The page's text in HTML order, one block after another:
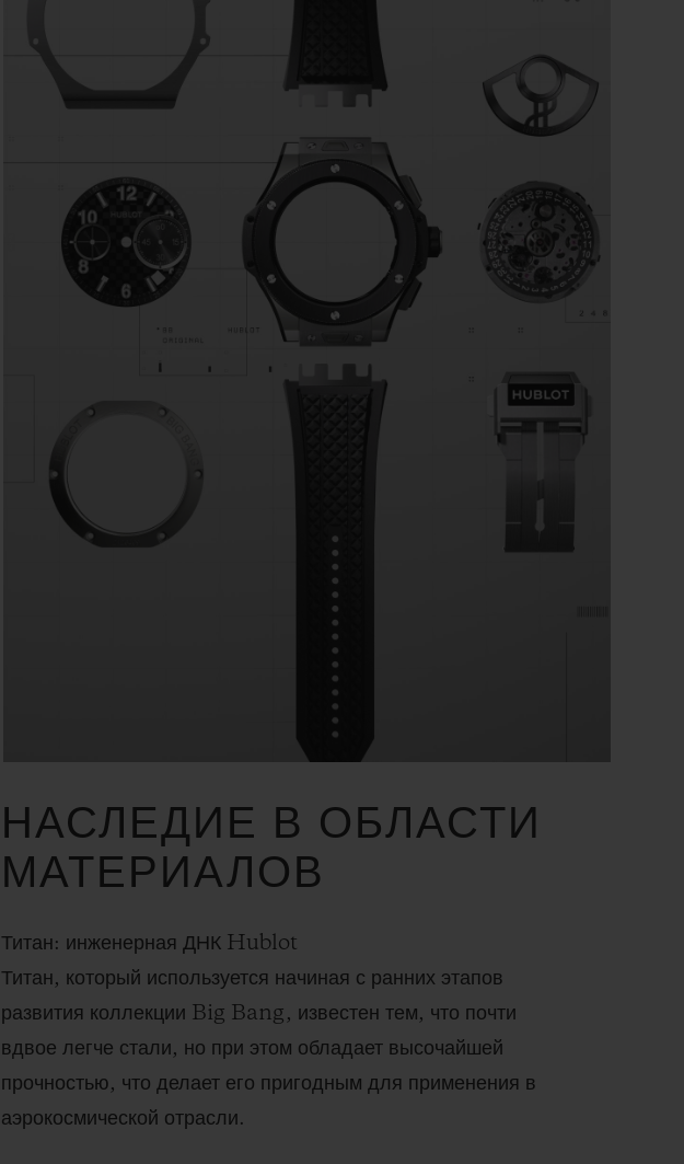
НАСЛЕДИЕ В ОБЛАСТИ
МАТЕРИАЛОВ
Титан: инженерная ДНК Hublot
Титан, который используется начиная с ранних этапов
развития коллекции Big Bang, известен тем, что почти
вдвое легче стали, но при этом обладает высочайшей
прочностью, что делает его пригодным для применения в
аэрокосмической отрасли.